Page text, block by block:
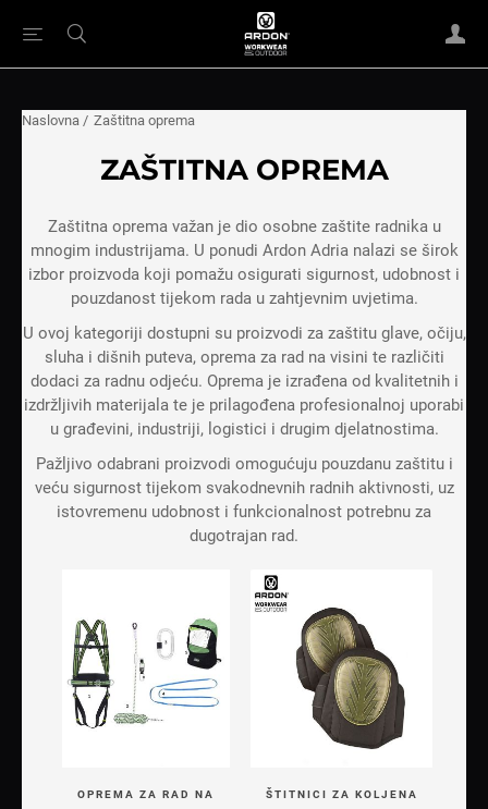
Naslovna / Zaštitna oprema
ZAŠTITNA OPREMA
Zaštitna oprema važan je dio osobne zaštite radnika u
mnogim industrijama. U ponudi Ardon Adria nalazi se širok
izbor proizvoda koji pomažu osigurati sigurnost, udobnost i
pouzdanost tijekom rada u zahtjevnim uvjetima.
U ovoj kategoriji dostupni su proizvodi za zaštitu glave, očiju,
sluha i dišnih puteva, oprema za rad na visini te različiti
dodaci za radnu odjeću. Oprema je izrađena od kvalitetnih i
izdržljivih materijala te je prilagođena profesionalnoj uporabi
u građevini, industriji, logistici i drugim djelatnostima.
Pažljivo odabrani proizvodi omogućuju pouzdanu zaštitu i
veću sigurnost tijekom svakodnevnih radnih aktivnosti, uz
istovremenu udobnost i funkcionalnost potrebnu za
dugotrajan rad.
OPREMA ZA RAD NA
ŠTITNICI ZA KOLJENA